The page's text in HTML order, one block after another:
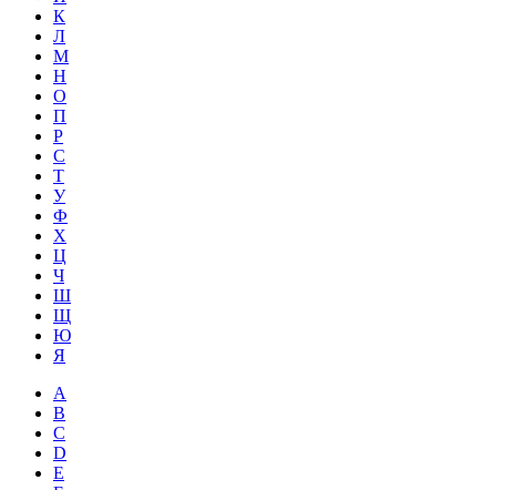
К
Л
М
Н
О
П
Р
С
Т
У
Ф
Х
Ц
Ч
Ш
Щ
Ю
Я
A
B
C
D
E